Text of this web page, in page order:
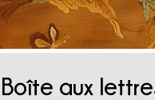
Boîte aux